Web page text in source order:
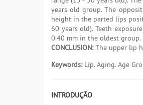
years old group. The
height in the parted lips
60 years old). Teeth
0.40 mm in the oldest group.
CONCLUSION:The upper lip
Keywords:Lip. Aging. Age
INTRODUÇÃO